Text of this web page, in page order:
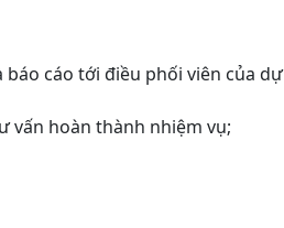
báo cáo tới điều phối viên của dự
vấn hoàn thành nhiệm vụ;